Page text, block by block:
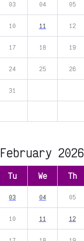
03 04 05
10 11 12
17 18 19
24 25 26
31
February 2026
Tu We Th
03 04 05
10 11 12